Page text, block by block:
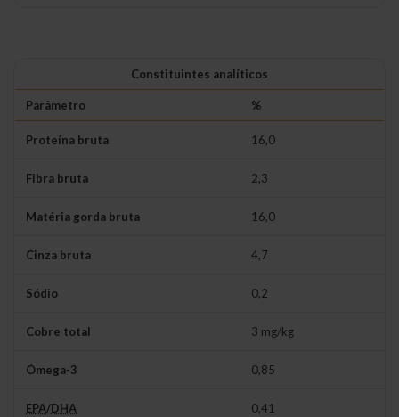
Constituintes analíticos
Parâmetro %
Proteína bruta 16,0
Fibra bruta 2,3
Matéria gorda bruta 16,0
Cinza bruta 4,7
Sódio 0,2
Cobre total 3 mg/kg
Ómega-3 0,85
EPA/DHA 0,41